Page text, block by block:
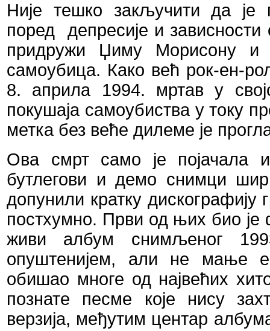
Није тешко закључити да је
поред
депресије и
придружи Џиму Морисону и
самоубица. Како већ рок-ен-
8. априла 1994. мртав у
покушаја самоубиства у току
метка без веће дилеме је
Ова смрт само је појачала
бутлегови и демо снимци
допунили кратку
постхумно. Први од њих био је
живи албум снимљеног
опуштенијем, али не мање
обишао многе од највећих
познате песме које нису
верзија, међутим центар